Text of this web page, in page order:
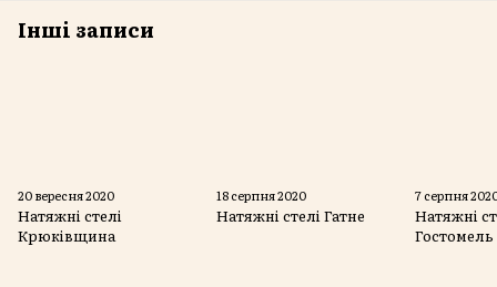
Інші записи
20 вересня 2020
Натяжні стелі
Крюківщина
18 серпня 2020
Натяжні стелі Гатне
7 серпня
Натяжні
Гостомель